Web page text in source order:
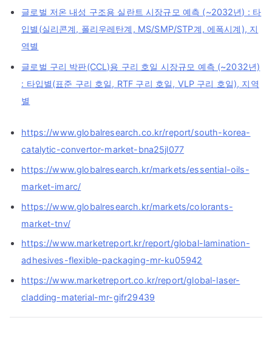
글로벌 저온 내성 구조용 실란트 시장규모 예측 (~2032년) : 타
입별(실리콘계, 폴리우레탄계, MS/SMP/STP계, 에폭시계), 지
역별
글로벌 구리 박판(CCL)용 구리 호일 시장규모 예측 (~2032년)
: 타입별(표준 구리 호일, RTF 구리 호일, VLP 구리 호일), 지역
별
https://www.globalresearch.co.kr/report/south-korea-
catalytic-convertor-market-bna25jl077
https://www.globalresearch.kr/markets/essential-oils-
market-imarc/
https://www.globalresearch.kr/markets/colorants-
market-tnv/
https://www.marketreport.kr/report/global-lamination-
adhesives-flexible-packaging-mr-ku05942
https://www.marketreport.co.kr/report/global-laser-
cladding-material-mr-gifr29439